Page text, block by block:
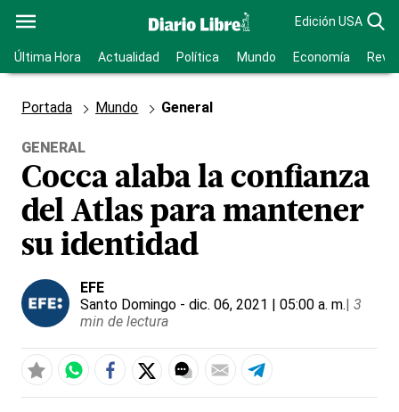
Edición USA
Última Hora Actualidad Política Mundo Economía
Portada Mundo General
GENERAL
Cocca alaba la confianza
del Atlas para mantener
su identidad
EFE
Santo Domingo - dic. 06, 2021 | 05:00 a. m.| 3
min de lectura